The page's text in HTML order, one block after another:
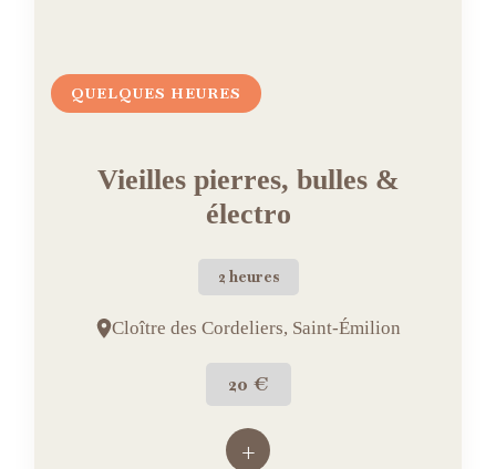
QUELQUES HEURES
Vieilles pierres, bulles &
électro
2 heures
Cloître des Cordeliers, Saint-Émilion
20 €
+